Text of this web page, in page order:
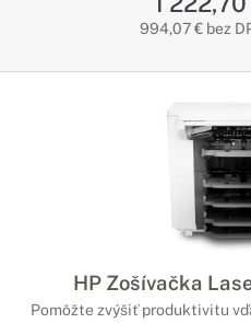
994,07 € bez
HP Zošívačka
Pomôžte zvýšiť produktivitu